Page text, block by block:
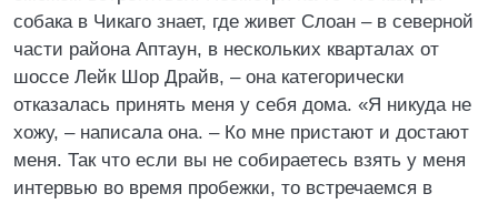
собака в Чикаго знает, где живет Слоан – в северной
части района Аптаун, в нескольких кварталах от
шоссе Лейк Шор Драйв, – она категорически
отказалась принять меня у себя дома. «Я никуда не
хожу, – написала она. – Ко мне пристают и достают
меня. Так что если вы не собираетесь взять у меня
интервью во время пробежки, то встречаемся в